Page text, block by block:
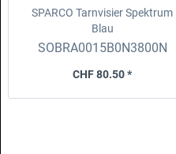
SPARCO Tarnvisier Spektrum
Blau
SOBRA0015B0N3800N
CHF 80.50 *